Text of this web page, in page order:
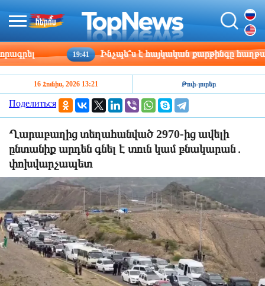
19:41 Ինչպե՞ս է հայկական քարթինգը
16 Հունիս, 2026 13:21 Թոփ-լուրեր
Поделиться
Ղարաբաղից տեղահանված 2970-ից ավելի
ընտանիք արդեն գնել է տուն կամ բնակարան․
փոխվարչապետ